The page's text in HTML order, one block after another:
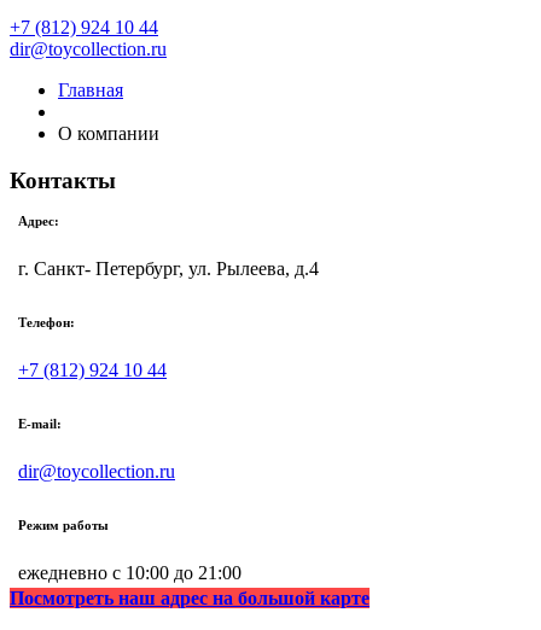
+7 (812) 924 10 44
dir@toycollection.ru
Главная
О компании
Контакты
Адрес:
г. Санкт- Петербург, ул. Рылеева, д.4
Телефон:
+7 (812) 924 10 44
E-mail:
dir@toycollection.ru
Режим работы
ежедневно с 10:00 до 21:00
Посмотреть наш адрес на большой карте